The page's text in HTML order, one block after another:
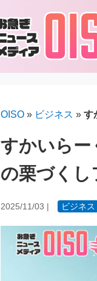
OISO » ビジネス » す
すかいらー
の栗づくし
2025/11/03 | ビジネス